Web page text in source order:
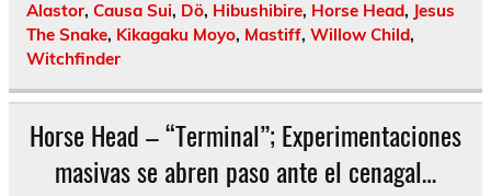
Alastor, Causa Sui, Dö, Hibushibire, Horse Head, Jesus
The Snake, Kikagaku Moyo, Mastiff, Willow Child,
Witchfinder
Horse Head – “Terminal”; Experimentaciones
masivas se abren paso ante el cenagal…